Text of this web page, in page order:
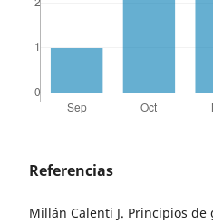
Referencias
Millán Calenti J. Principios